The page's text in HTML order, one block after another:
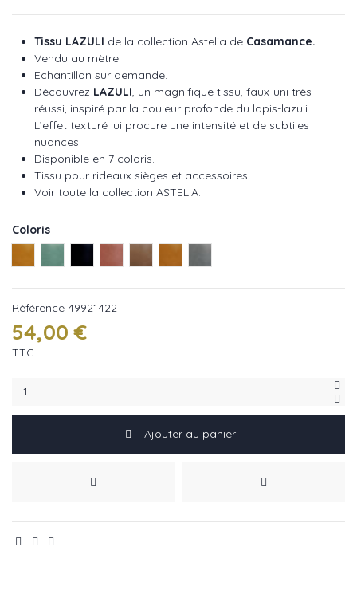
Tissu LAZULI de la collection Astelia de Casamance.
Vendu au mètre.
Echantillon sur demande.
Découvrez LAZULI , un magnifique tissu, faux-uni très
réussi, inspiré par la couleur profonde du lapis-lazuli.
L’effet texturé lui procure une intensité et de subtiles
nuances.
Disponible en 7 coloris.
Tissu pour rideaux sièges et accessoires.
Voir toute la collection ASTELIA
Coloris
Celadon ref 49921220
Encre ref 49920816
Rose ref 49921624
Marron ref 49920412
Référence 49921422
54,00 €
TTC
Ajouter au panier